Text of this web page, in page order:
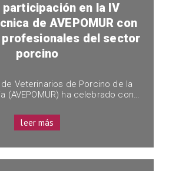
participación en la IV
de AVEPOMUR con
profesionales del sector
porcino
Veterinarios de Porcino de la
(AVEPOMUR) ha celebrado con…
leer más